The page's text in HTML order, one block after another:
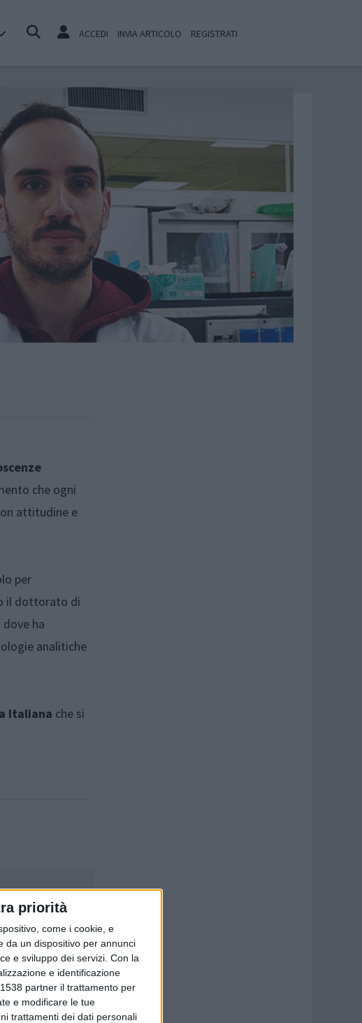
priorità
come i cookie, e
da un dispositivo per annunci
e sviluppo dei servizi. Con la
e identificazione
partner il trattamento per
e modificare le tue
trattamenti dei dati personali
ACCEDI INVIA ARTICOLO REGISTRATI
che ogni
attitudine e
per
il dottorato di
ha
analitiche
Italiana che si